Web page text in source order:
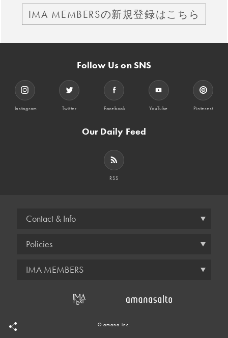
IMA MEMBERSの新規登録はこちら
Follow Us on SNS
Instagram Twitter Facebook YouTube Pinterest
Our Daily Feed
RSS
Contact & Info
Policies
IMA MEMBERS
© amana inc.